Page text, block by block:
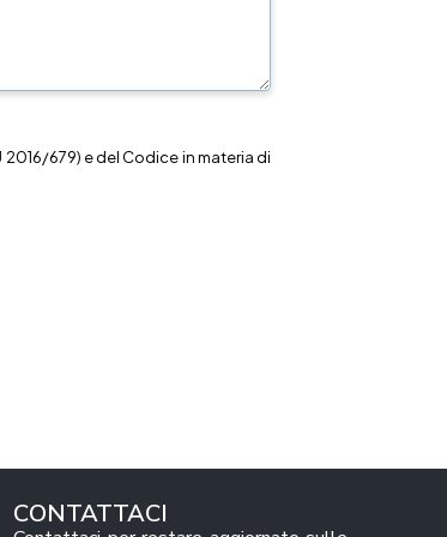
679) e del Codice in materia di
CONTATTACI